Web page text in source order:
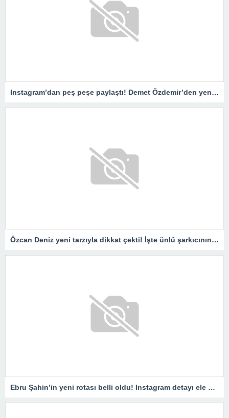
Instagram’dan peş peşe paylaştı! Demet Özdemir’den yeni pozlar
Özcan Deniz yeni tarzıyla dikkat çekti! İşte ünlü şarkıcının son imajı
Ebru Şahin’in yeni rotası belli oldu! Instagram detayı ele verdi